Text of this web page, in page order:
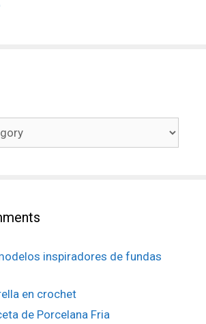
inspiradores de fundas
en crochet
de Porcelana Fria